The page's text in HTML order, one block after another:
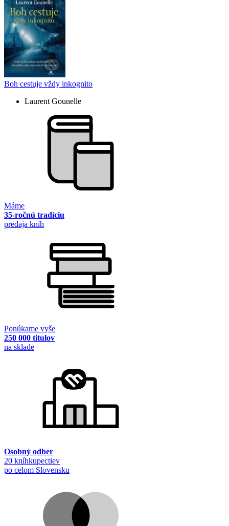
Boh cestuje vždy inkognito
Laurent Gounelle
Máme
35-ročnú tradíciu
predaja kníh
Ponúkame vyše
250 000 titulov
na sklade
Osobný odber
20 kníhkupectiev
po celom Slovensku